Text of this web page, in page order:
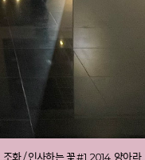
화 / 인사하는 꽃 #1, 2014, 양아라